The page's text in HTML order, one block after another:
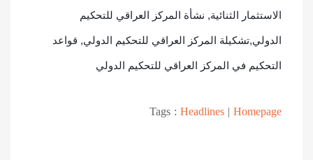
الاستثمار الثنائية, نشأة المركز العراقي للتحكيم
الدولي,تشكيلة المركز العراقي للتحكيم الدولي, قواعد
التحكيم في المركز العراقي للتحكيم الدولي
Tags :Headlines|Homepage